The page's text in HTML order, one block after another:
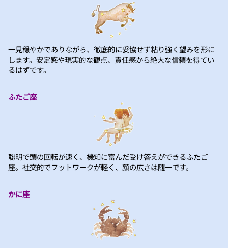
一見穏やかでありながら、徹底的に妥協せず粘り強く望みを形に
します。安定感や現実的な観点、責任感から絶大な信頼を得てい
るはずです。
ふたご座
聡明で頭の回転が速く、機知に富んだ受け答えができるふたご
座。社交的でフットワークが軽く、顔の広さは随一です。
かに座